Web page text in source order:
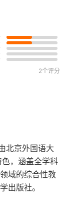
2个评分
北京外国语大
，涵盖全学科
域的综合性教
出版社。